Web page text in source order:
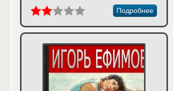
Подробнее